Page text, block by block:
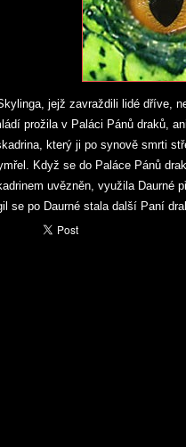
jejž zavraždili lidé dříve,
prožila v Paláci Pánů draků,
který ji po synově smrti
Když se do Paláce Pánů
uvězněn, využila Daurné
se po Daurné stala další Paní